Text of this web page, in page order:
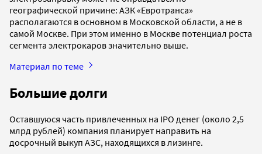
географической причине: АЗК «Евротранса»
располагаются в основном в Московской области, а не в
самой Москве. При этом именно в Москве потенциал роста
сегмента электрокаров значительно выше.
Материал по теме
Большие долги
Оставшуюся часть привлеченных на IPO денег (около 2,5
млрд рублей) компания планирует направить на
досрочный выкуп АЗС, находящихся в лизинге.